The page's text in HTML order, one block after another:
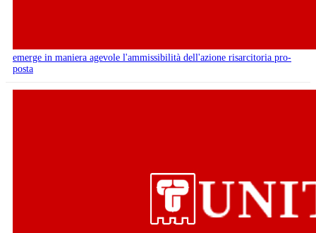
emerge in maniera agevole l'ammissibilità dell'azione risarcitoria pro-
posta